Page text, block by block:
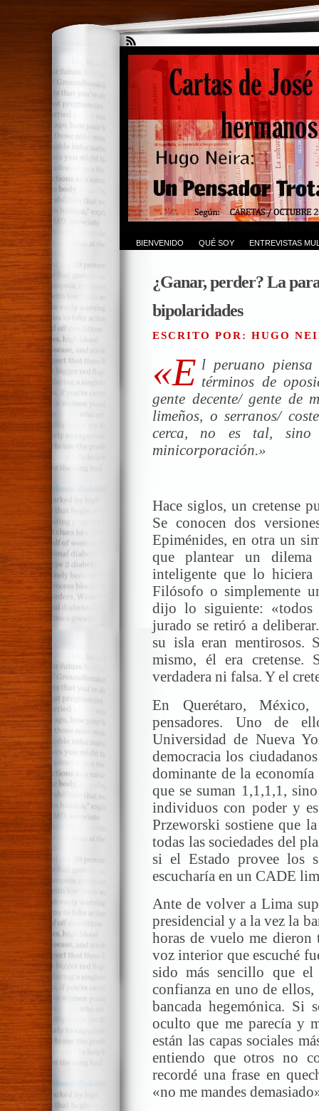
BIENVENIDO QUÉ SOY ENTREVISTAS
¿Ganar, perder? La
bipolaridades
ESCRITO POR: HUGO
«E l peruano
términos de
gente decente/ gente de
limeños, o serranos/
cerca, no es tal, sino
minicorporación.»
Hace siglos, un cretense
Se conocen dos
Epiménides, en otra un
que plantear un
inteligente que lo hiciera
Filósofo o simplemente
dijo lo siguiente: «todos
jurado se retiró a
su isla eran mentirosos.
mismo, él era cretense.
verdadera ni falsa. Y el
En Querétaro,
pensadores. Uno de
Universidad de Nueva
democracia los
dominante de la
que se suman 1,1,1,1,
individuos con poder y
Przeworski sostiene que
todas las sociedades del
si el Estado provee los
escucharía en un CADE
Ante de volver a Lima
presidencial y a la vez la
horas de vuelo me dieron
voz interior que escuché
sido más sencillo que el
confianza en uno de
bancada hegemónica. Si
oculto que me parecía y
están las capas sociales
entiendo que otros no
recordé una frase en
«no me mandes